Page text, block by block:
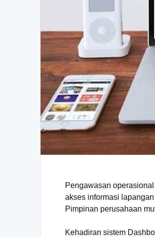
Pengawasan
akses informasi
Pimpinan perusahaan
Kehadiran sistem